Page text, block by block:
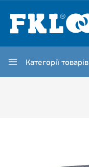
Категорії товарів